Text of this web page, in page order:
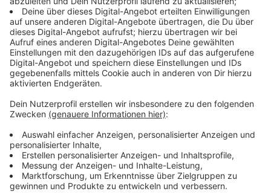
Linie 625: In Richtung Sudberg erhält die Linie eine
geringfügig veränderte
Fahrtzeitenaufteilung.
Brändströmstraße erhält die Linie im Einklang mit dem
NVP Teil 2 eine veränderte Linienführung: Der Fahrweg
über Höhne – Brändströmstraße
entfällt zu Gunsten des neuen Linienweges über Am
Clef – Heckinghauser Straße.